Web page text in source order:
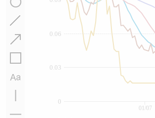
0
0.06
0.03
01/07